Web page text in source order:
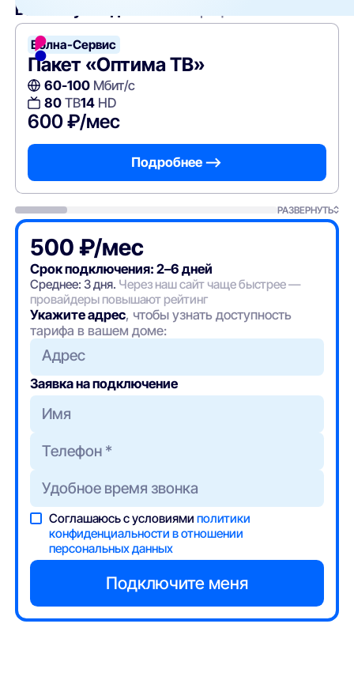
Вам могут подойти
Волна-Сервис
Пакет «Оптима ТВ»
60-100Мбит/с
80ТВ14HD
600 ₽/мес
Подробнее —>
РАЗВЕРНУТЬ
500 ₽/мес
Срок подключения: 2–6 дней
Среднее: 3 дня. Через наш сайт чаще быстрее —
провайдеры повышают рейтинг
Укажите адрес, чтобы узнать доступность
тарифа в вашем доме:
Адрес
Заявка на подключение
Соглашаюсь с условиямиполитики
конфиденциальности в отношении
персональных данных